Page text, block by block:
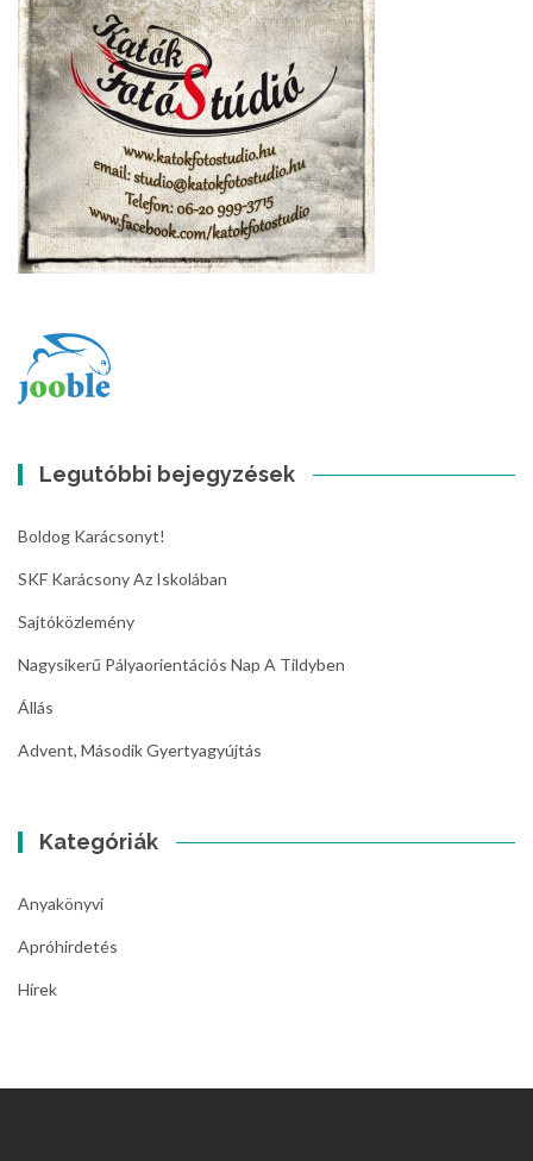
Legutóbbi bejegyzések
Boldog Karácsonyt!
SKF Karácsony Az Iskolában
Sajtóközlemény
Nagysikerű Pályaorientációs Nap A Tildyben
Állás
Advent, Második Gyertyagyújtás
Kategóriák
Anyakönyvi
Apróhirdetés
Hírek